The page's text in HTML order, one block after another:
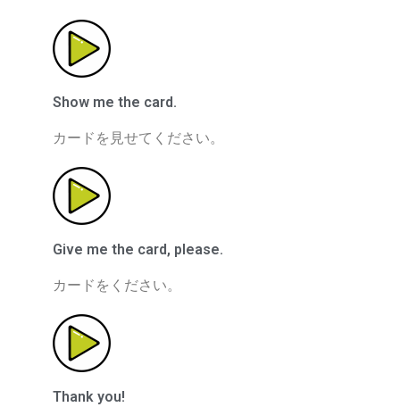
Show me the card.
カードを見せてください。
Give me the card, please.
カードをください。
Thank you!